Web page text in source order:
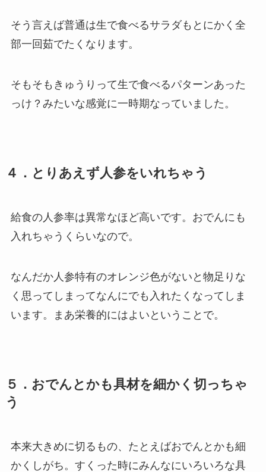
そう言えば普通は生で食べるサラダもとにかく全
部一回茹でたくなります。
そもそもきゅうりって生で食べるパターンあった
っけ？みたいな感覚に一時期なっていました。
４．とりあえず人参をいれちゃう
給食の人参率は異常なほど高いです。おでんにも
入れちゃうくらいなので。
なんだか人参特有のオレンジ色がないと物足りな
く思ってしまってなんにでも入れたくなってしま
います。まあ栄養的にはよいということで。
５．おでんとかも具材を細かく切っちゃ
う
本来大きめに切るもの、たとえばおでんとかも細
かくしがち。すくった時にみんなにいろいろな具